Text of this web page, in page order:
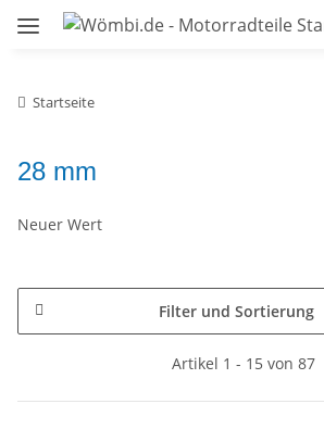
Startseite
28 mm
Neuer Wert
Filter und Sortierung
Artikel 1 - 15 von 87